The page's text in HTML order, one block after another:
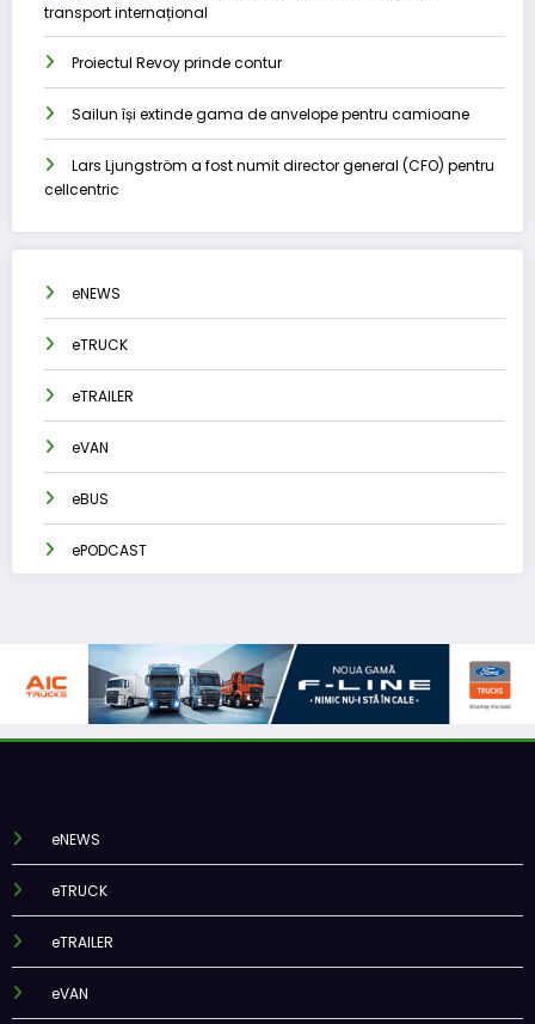
transport internațional
Proiectul Revoy prinde contur
Sailun își extinde gama de anvelope pentru camioane
Lars Ljungström a fost numit director general (CFO) pentru
cellcentric
eNEWS
eTRUCK
eTRAILER
eVAN
eBUS
ePODCAST
eNEWS
eTRUCK
eTRAILER
eVAN